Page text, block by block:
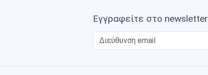
Εγγραφείτε στο newsletter